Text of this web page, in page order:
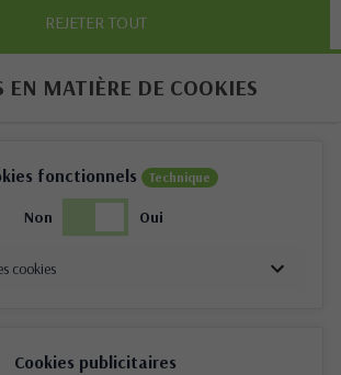
REJETER TOUT
EN MATIÈRE DE COOKIES
fonctionnels Technique
Non Oui
cookies
Cookies publicitaires